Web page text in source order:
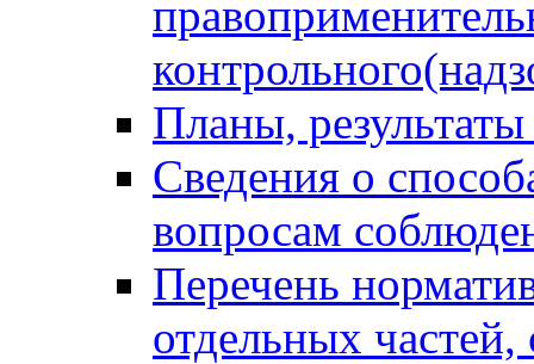
Планы,
Сведения о
вопросам
Перечень
отдельных